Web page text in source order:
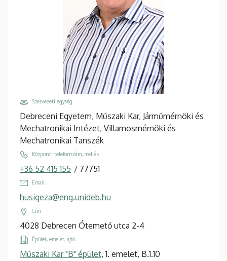
Szervezeti egység
Debreceni Egyetem, Műszaki Kar, Járműmérnöki és
Mechatronikai Intézet, Villamosmérnöki és
Mechatronikai Tanszék
Központi telefonszám, mellék
+36 52 415 155 / 77751
Email
husigeza@eng.unideb.hu
Cím
4028 Debrecen Ótemető utca 2-4
Épület, emelet, ajtó
Műszaki Kar "B" épület, 1. emelet, B.1.10